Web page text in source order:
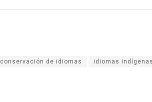
conservación de idiomas idiomas indígenas